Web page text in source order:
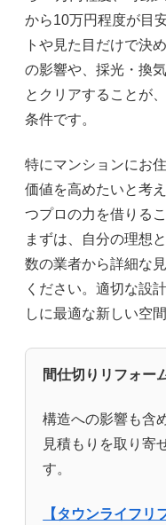
から10万円程度が目
トや見た目だけで決
の影響や、採光・換
とクリアすることが
条件です。
特にマンションにお
価値を高めたいと考
つプロの力を借りる
まずは、自分の理想
数の業者から詳細な
ください。適切な設
しに最適な新しい空
間仕切りリフォー
構造への影響も含
見積もりを取り寄
す。
【タウンライフリ